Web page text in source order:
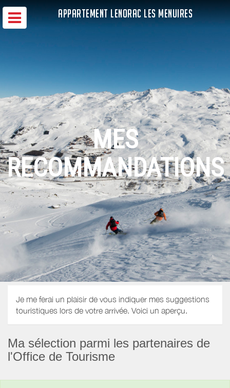
APPARTEMENT LENORAC LES MENUIRES
MES
RECOMMANDATIONS
Je me ferai un plaisir de vous indiquer mes suggestions
touristiques lors de votre arrivée. Voici un aperçu.
Ma sélection parmi les partenaires de
l'Office de Tourisme